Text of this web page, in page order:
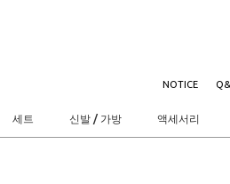
NOTICE
세트 신발 / 가방 액세서리